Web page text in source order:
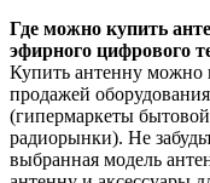
Где можно купить
эфирного цифрового
Купить антенну
продажей
(гипермаркеты
радиорынки). Не
выбранная модель